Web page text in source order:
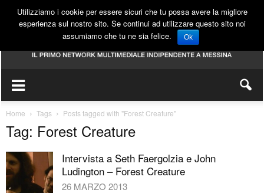
Home Tags Posts tagged with "Forest Creature"
Tag: Forest Creature
Intervista a Seth Faergolzia e John
Ludington – Forest Creature
26 MARZO 2013
Utilizziamo i cookie per essere sicuri che tu possa avere la migliore
esperienza sul nostro sito. Se continui ad utilizzare questo sito noi
assumiamo che tu ne sia felice.
Ok